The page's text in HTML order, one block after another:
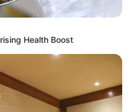
ΑΚΟΛΟΥΘΉΣΤΕ
Health Boost